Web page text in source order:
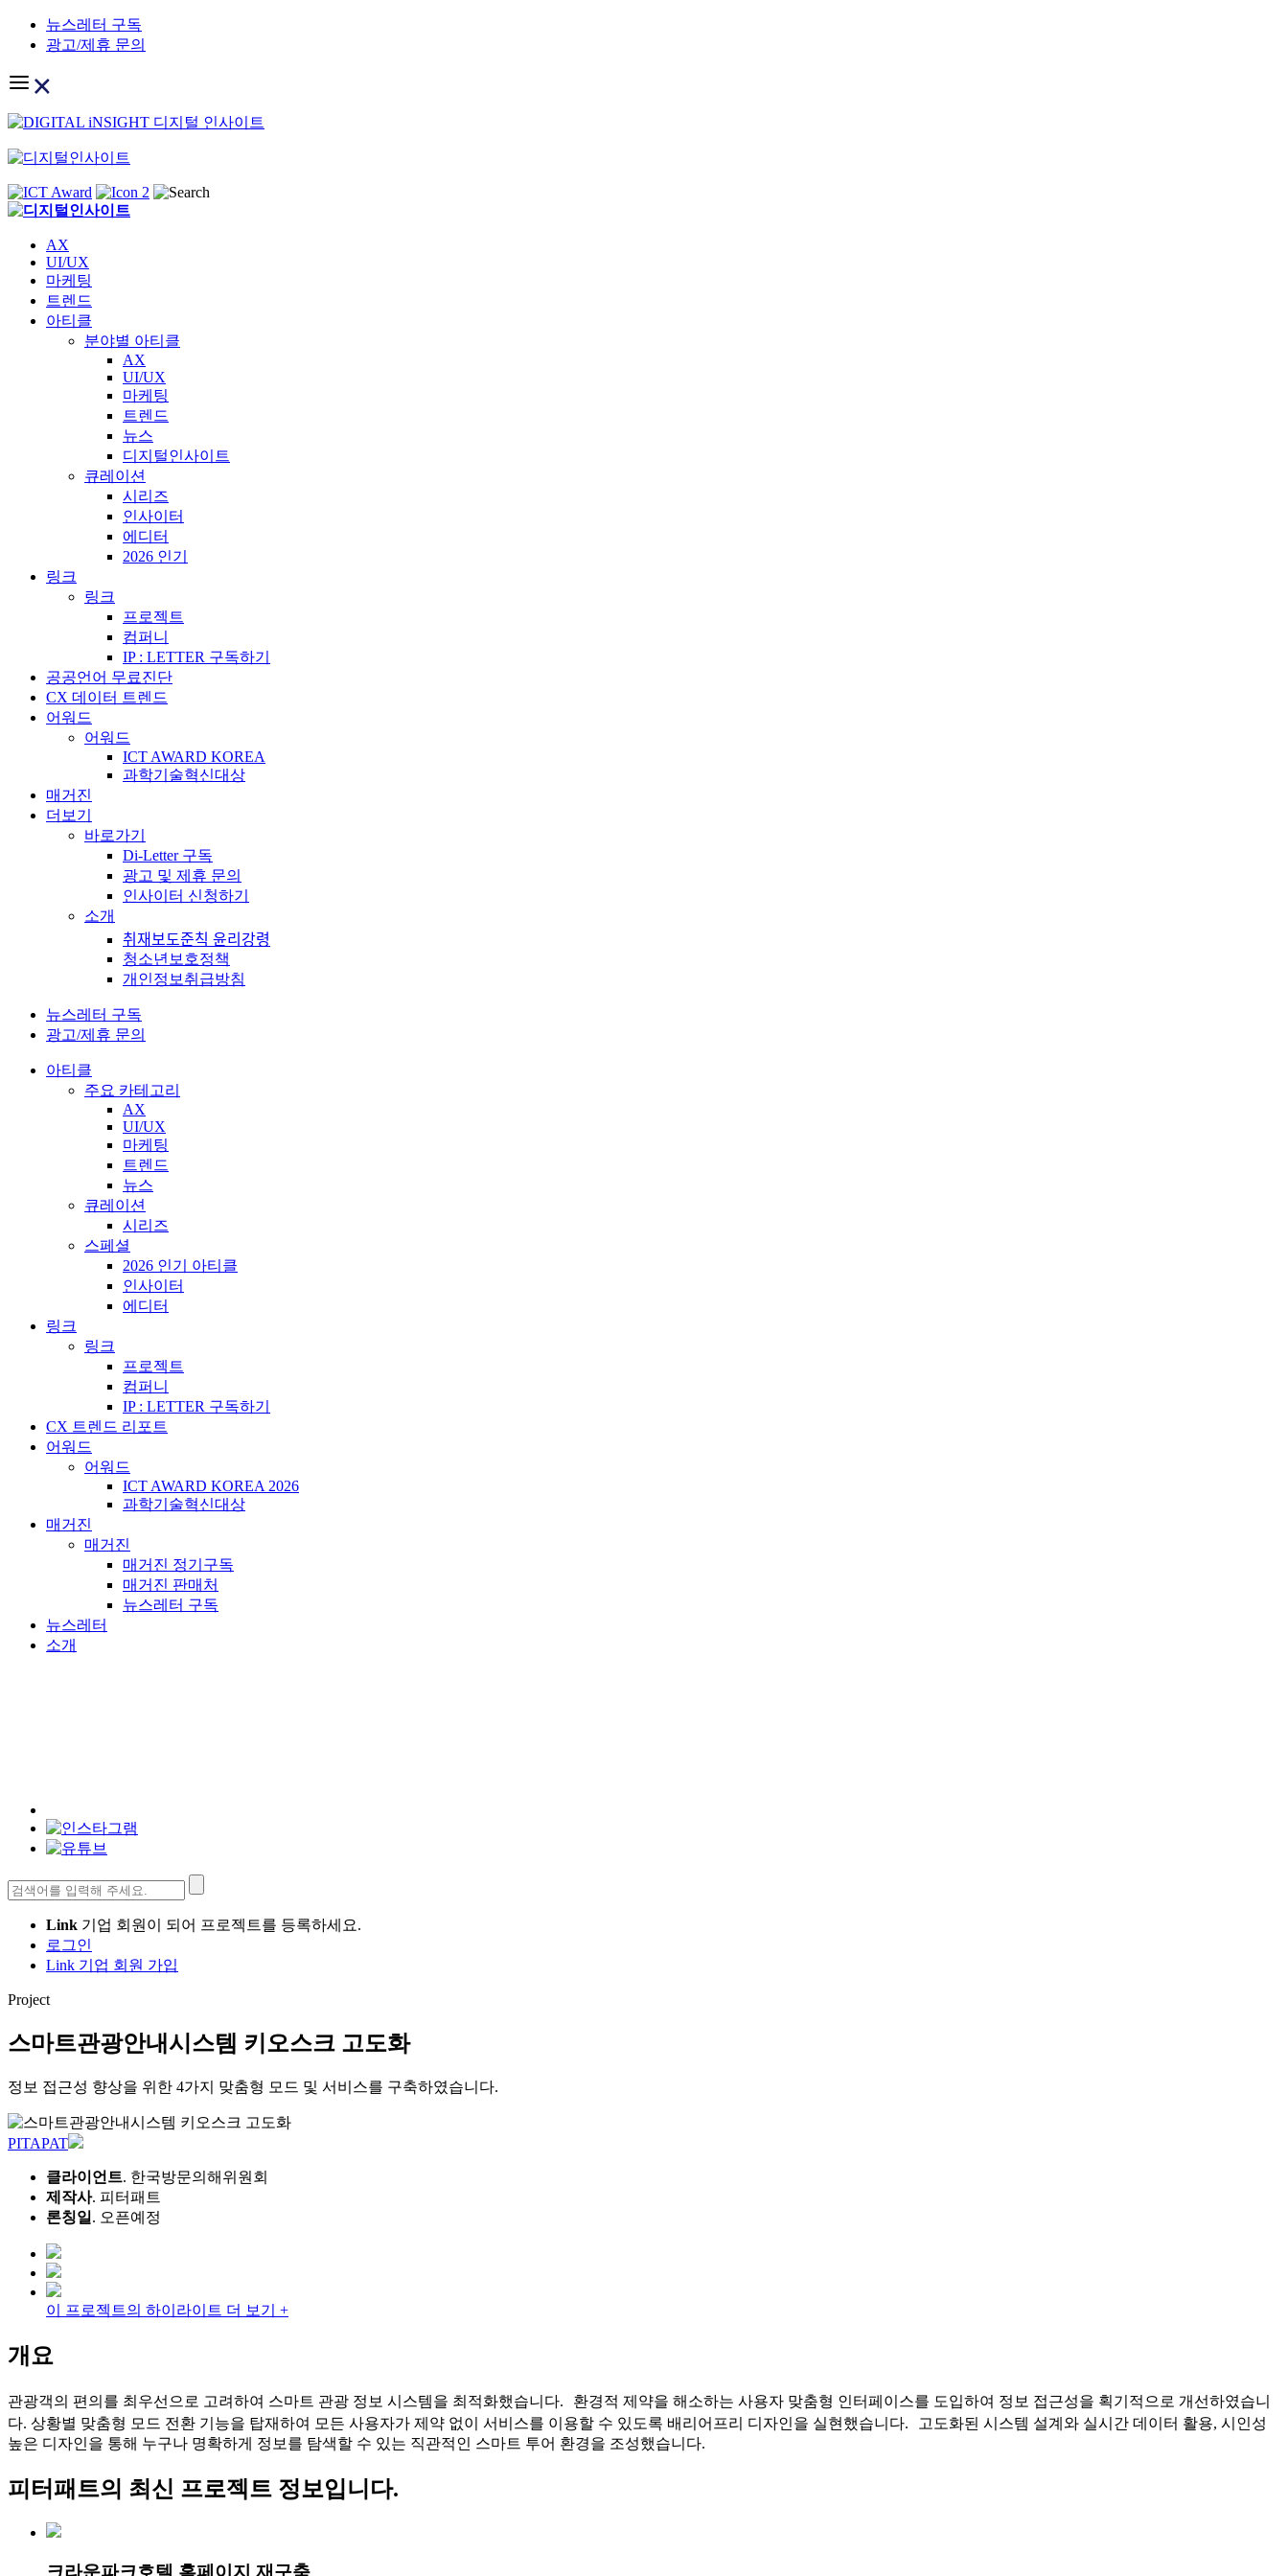
Skip
content
뉴스레터 구독
광고/제휴 문의
AX
UI/UX
마케팅
트렌드
아티클
분야별 아티클
AX
UI/UX
마케팅
트렌드
뉴스
디지털인사이트
큐레이션
시리즈
인사이터
에디터
2026 인기
링크
링크
프로젝트
컴퍼니
IP : LETTER 구독하기
공공언어 무료진단
CX 데이터 트렌드
어워드
어워드
ICT AWARD KOREA
과학기술혁신대상
매거진
더보기
바로가기
Di-Letter 구독
광고 및 제휴 문의
인사이터 신청하기
소개
취재보도준칙 윤리강령
청소년보호정책
개인정보취급방침
뉴스레터 구독
광고/제휴 문의
아티클
주요 카테고리
AX
UI/UX
마케팅
트렌드
뉴스
큐레이션
시리즈
스페셜
2026 인기 아티클
인사이터
에디터
링크
링크
프로젝트
컴퍼니
IP : LETTER 구독하기
CX 트렌드 리포트
어워드
어워드
ICT AWARD KOREA 2026
과학기술혁신대상
매거진
매거진
매거진 정기구독
매거진 판매처
뉴스레터 구독
뉴스레터
소개
Link
로그인
Link 기업 회원 가입
Project
스마트관광안내시스템 키오스크 고도화
정보 접근성 향상을 위한 4가지 맞춤형 모드 및 서비스를 구축하였습니다.
PITAPAT
클라이언트
론칭일. 오픈예정